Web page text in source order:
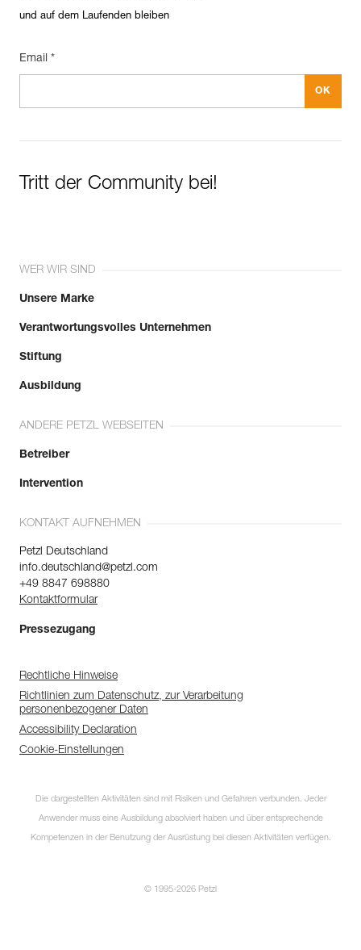
und auf dem Laufenden bleiben
Email *
Tritt der Community bei!
WER WIR SIND
Unsere Marke
Verantwortungsvolles Unternehmen
Stiftung
Ausbildung
ANDERE PETZL WEBSEITEN
Betreiber
Intervention
KONTAKT AUFNEHMEN
Petzl Deutschland
info.deutschland@petzl.com
+49 8847 698880
Kontaktformular
Pressezugang
Rechtliche Hinweise
Richtlinien zum Datenschutz, zur Verarbeitung
personenbezogener Daten
Accessibility Declaration
Cookie-Einstellungen
Die dargestellten Aktivitäten sind mit Risiken und Gefahren verbunden. Jeder
Anwender muss eine Ausbildung absolviert haben und über entsprechende
Kompetenzen in der Benutzung der Ausrüstung bei diesen Aktivitäten verfügen.
© 1995-2026 Petzl